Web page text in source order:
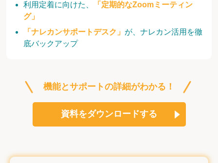
利用定着に向けた、
「定期的なZoomミーティン
グ」
「ナレカンサポートデスク」 が、ナレカン活用を徹
底バックアップ
機能とサポートの詳細がわかる！
資料をダウンロードする